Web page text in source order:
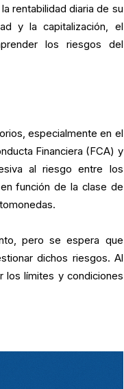
rentabilidad diaria de su
y la capitalización, el
los riesgos del
especialmente en el
Financiera (FCA) y
al riesgo entre los
función de la clase de
pero se espera que
dichos riesgos. Al
los límites y condiciones